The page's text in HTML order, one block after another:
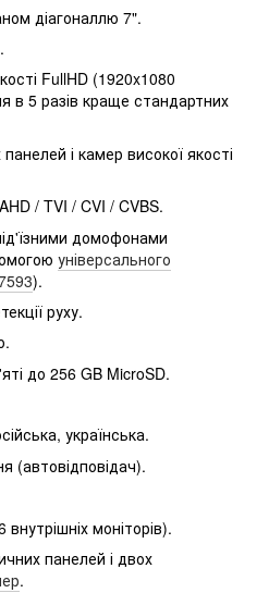
діагоналлю 7".
FullHD (1920x1080
в 5 разів краще стандартних
і камер високої якості
/ TVI / CVI / CVBS.
домофонами
універсального
).
руху.
до 256 GB MicroSD.
українська.
(автовідповідач).
моніторів).
панелей і двох
.